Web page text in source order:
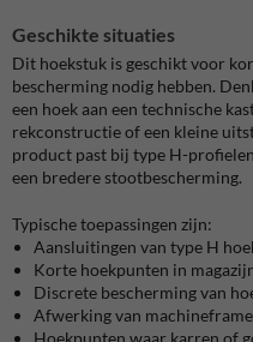
Geschikte situaties
Dit hoekstuk is geschikt voor
bescherming nodig hebben.
een hoek aan een technische
rekconstructie of een kleine
product past bij type H-
een bredere stootbescherming.
Typische toepassingen zijn:
Aansluitingen van type H
Korte hoekpunten in
Discrete bescherming van
Afwerking van